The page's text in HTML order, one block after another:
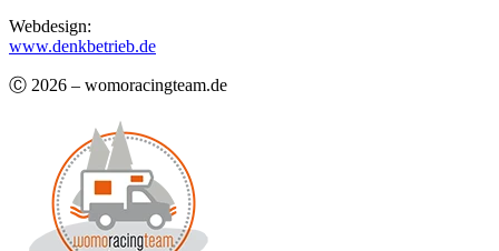
Webdesign:
www.denkbetrieb.de
Ⓒ 2026 – womoracingteam.de